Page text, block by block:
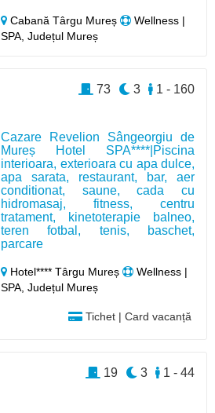
Cabană Târgu Mureș
Wellness |
SPA, Județul Mureș
Cazare Revelion Sângeorgiu de
Mureș Hotel SPA****|Piscina
interioara, exterioara cu apa dulce,
apa sarata, restaurant, bar, aer
conditionat, saune, cada cu
hidromasaj, fitness, centru
tratament, kinetoterapie balneo,
teren fotbal, tenis, baschet,
parcare
Hotel**** Târgu Mureș
Wellness |
SPA, Județul Mureș
Tichet | Card vacanță
1 - 160
3
73
1 - 44
3
19